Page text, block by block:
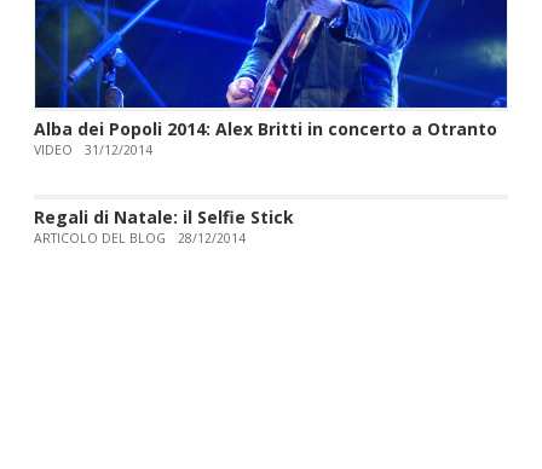
Alba dei Popoli 2014: Alex Britti in concerto a Otranto
VIDEO 31/12/2014
Regali di Natale: il Selfie Stick
ARTICOLO DEL BLOG 28/12/2014